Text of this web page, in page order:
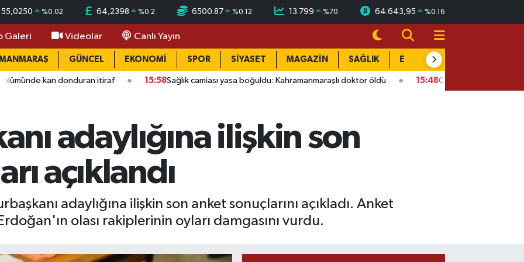
55,0250 %0.02 64,2398 %0.2 6500.87 %0.12 13.799 %70 64.643,95 %0.16
Galeri Videolar Canlı Yayın
GÜNCEL EKONOMİ SPOR SİYASET MAGAZİN SAĞLIK EĞİTİM
donduran itiraf 15:58 Sağlık camiası yasa boğuldu: Kahramanmaraşlı doktor öldü 15:48 Onikişubat’ta ücretsiz üniversite
adaylığına ilişkin son
açıklandı
adaylığına ilişkin son anket sonuçlarını açıkladı. Anket
olası rakiplerinin oyları damgasını vurdu.